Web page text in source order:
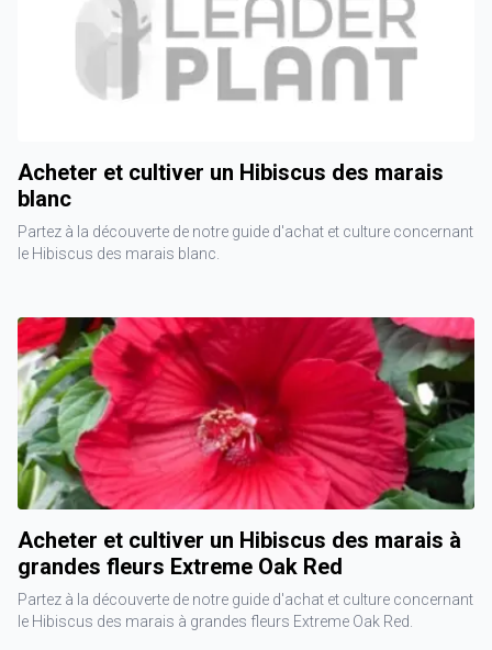
Acheter et cultiver un Hibiscus des marais
blanc
Partez à la découverte de notre guide d'achat et culture concernant
le Hibiscus des marais blanc.
Acheter et cultiver un Hibiscus des marais à
grandes fleurs Extreme Oak Red
Partez à la découverte de notre guide d'achat et culture concernant
le Hibiscus des marais à grandes fleurs Extreme Oak Red.